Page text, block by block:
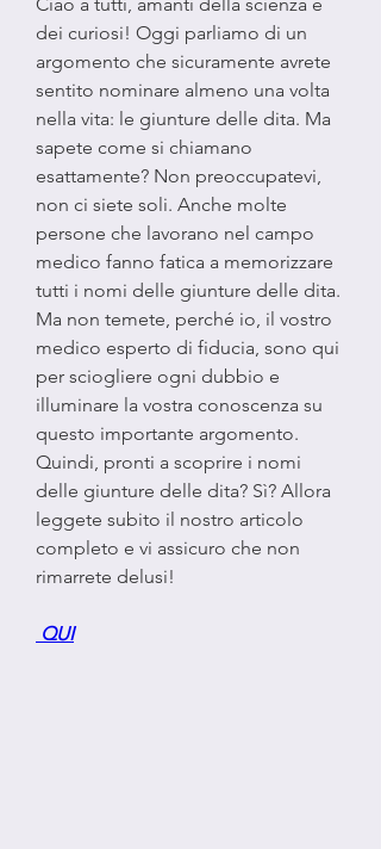
dei curiosi! Oggi parliamo di un
argomento che sicuramente avrete
sentito nominare almeno una volta
nella vita: le giunture delle dita. Ma
sapete come si chiamano
esattamente? Non preoccupatevi,
non ci siete soli. Anche molte
persone che lavorano nel campo
medico fanno fatica a memorizzare
tutti i nomi delle giunture delle dita.
Ma non temete, perché io, il vostro
medico esperto di fiducia, sono qui
per sciogliere ogni dubbio e
illuminare la vostra conoscenza su
questo importante argomento.
Quindi, pronti a scoprire i nomi
delle giunture delle dita? Sì? Allora
leggete subito il nostro articolo
completo e vi assicuro che non
rimarrete delusi!
QUI